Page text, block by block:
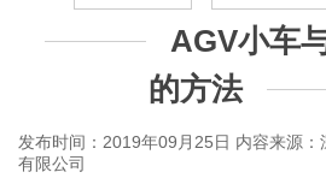
AGV小车
的方法
发布时间：2019年09月25日 内容来源：
有限公司